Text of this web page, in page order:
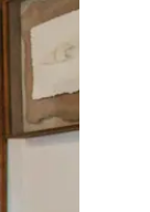
of swipen.